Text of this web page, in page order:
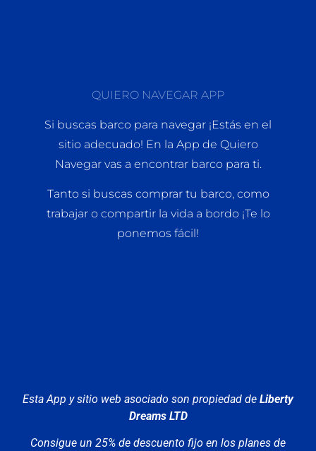
QUIERO NAVEGAR APP
Si buscas barco para navegar ¡Estás en el
sitio adecuado! En la App de Quiero
Navegar vas a encontrar barco para ti.
Tanto si buscas comprar tu barco, como
trabajar o compartir la vida a bordo ¡Te lo
ponemos fácil!
Esta App y sitio web asociado son propiedad de Liberty
Dreams LTD
Consigue un 25% de descuento fijo en los planes de